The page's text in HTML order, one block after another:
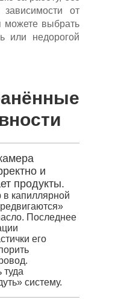
от
выбрать
или недорогой
и
продукты.
в капиллярной
Последнее
его
туда
систему.